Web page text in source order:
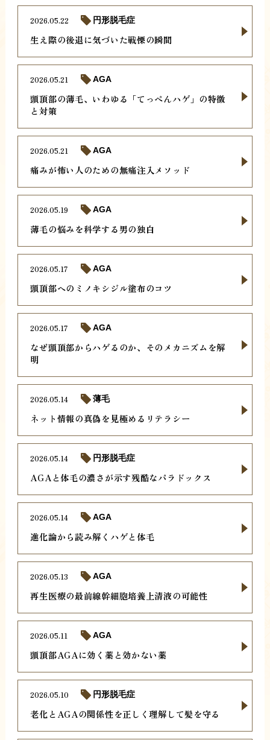
生え際の後退に気づいた戦慄の瞬間
2026.05.22 円形脱毛症
頭頂部の薄毛、いわゆる「てっぺんハゲ」の特徴
と対策
2026.05.21 AGA
痛みが怖い人のための無痛注入メソッド
2026.05.21 AGA
薄毛の悩みを科学する男の独白
2026.05.19 AGA
頭頂部へのミノキシジル塗布のコツ
2026.05.17 AGA
なぜ頭頂部からハゲるのか、そのメカニズムを解
明
2026.05.17 AGA
ネット情報の真偽を見極めるリテラシー
2026.05.14 薄毛
AGAと体毛の濃さが示す残酷なパラドックス
2026.05.14 円形脱毛症
進化論から読み解くハゲと体毛
2026.05.14 AGA
再生医療の最前線幹細胞培養上清液の可能性
2026.05.13 AGA
頭頂部AGAに効く薬と効かない薬
2026.05.11 AGA
老化とAGAの関係性を正しく理解して髪を守る
2026.05.10 円形脱毛症